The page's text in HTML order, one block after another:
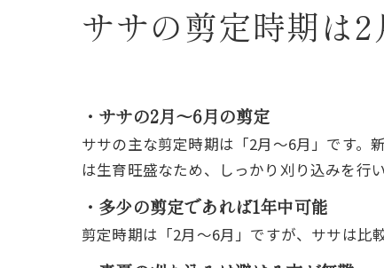
ササの剪定時期は2
・ササの2月～6月の剪定
ササの主な剪定時期は「2月～6月」です。
は生育旺盛なため、しっかり刈り込みを行
・多少の剪定であれば1年中可能
剪定時期は「2月～6月」ですが、ササは比